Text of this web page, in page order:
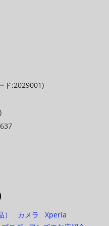
ド:2029001)
カメラ
Xperia